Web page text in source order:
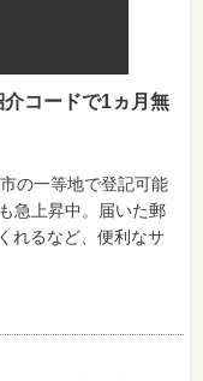
コードで1ヵ月無
の一等地で登記可能
急上昇中。届いた郵
れるなど、便利なサ